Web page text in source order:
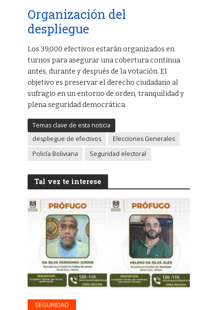
Organización del
despliegue
Los 39,000 efectivos estarán organizados en
turnos para asegurar una cobertura continua
antes, durante y después de la votación. El
objetivo es preservar el derecho ciudadano al
sufragio en un entorno de orden, tranquilidad y
plena seguridad democrática.
Temas clave de esta noticia
despliegue de efectivos
Elecciones Generales
Policía Boliviana
Seguridad electoral
Tal vez te interese
SEGURIDAD